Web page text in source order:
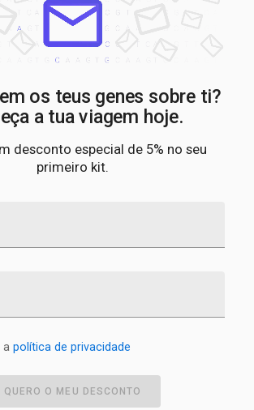
os teus genes sobre ti?
a tua viagem hoje.
desconto especial de 5% no seu
primeiro kit.
a política de privacidade
QUERO O MEU DESCONTO